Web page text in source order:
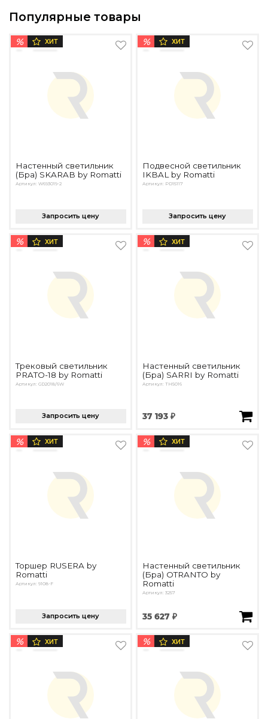
Популярные товары
% ХИТ
Настенный светильник
(Бра) SKARAB by Romatti
Артикул: W693019-2
Запросить цену
% ХИТ
Подвесной светильник
IKBAL by Romatti
Артикул: PD15117
Запросить цену
% ХИТ
Трековый светильник
PRATO-18 by Romatti
Артикул: GD2018/6W
Запросить цену
% ХИТ
Настенный светильник
(Бра) SARRI by Romatti
Артикул: TH5016
37 193 ₽
% ХИТ
Торшер RUSERA by
Romatti
Артикул: 9108-F
Запросить цену
% ХИТ
Настенный светильник
(Бра) OTRANTO by
Romatti
Артикул: 3257
35 627 ₽
% ХИТ % ХИТ